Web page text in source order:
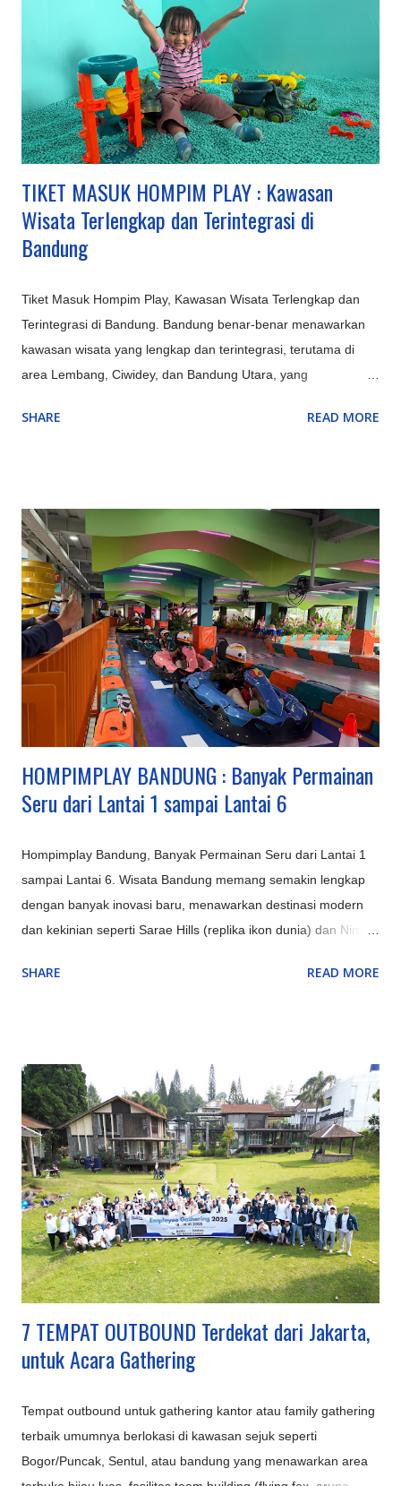
TIKET MASUK HOMPIM PLAY : Kawasan
Wisata Terlengkap dan Terintegrasi di
Bandung
Tiket Masuk Hompim Play, Kawasan Wisata Terlengkap dan
Terintegrasi di Bandung. Bandung benar-benar menawarkan
kawasan wisata yang lengkap dan terintegrasi, terutama di
area Lembang, Ciwidey, dan Bandung Utara, yang
Tangkuban Parahu, Kawah Putih), rekreasi keluarga
Gedung Sate), menjadikannya destinasi multifungsi untuk
berbagai kalangan. Kawasan Utama dan Keunggulannya:
Lembang (Bandung Barat): Pusat wisata alam dan keluarga,
ada kebun teh, Tangkuban Parahu, Floating Market, The Great
Asia Africa, Lembang Park & Zoo, Dago Dream Park. Ciwidey
(Bandung Selatan): Terkenal dengan Kawah Putih, Ranca
Upas (rusa, camping), dan Glamping Lakeside dengan
suasana danau yang indah. Pangalengan: Untuk petualangan
seperti rafting di Sungai Palayangan dan off-road adventure
d...
SHARE READ MORE
HOMPIMPLAY BANDUNG : Banyak Permainan
Seru dari Lantai 1 sampai Lantai 6
Hompimplay Bandung, Banyak Permainan Seru dari Lantai 1
sampai Lantai 6. Wisata Bandung memang semakin lengkap
dengan banyak inovasi baru, menawarkan destinasi modern
dan kekinian seperti Sarae Hills (replika ikon dunia) dan Nimo
unik seperti Hutan Mycelia (dunia jamur magis) dan Bird &
Bandung dengan sentuhan instagrammable dan edukatif.
Inovasi Destinasi Wisata Bandung Terbaru & Kekinian: Sarae
Hills : Menyajikan miniatur bangunan ikonik dunia (Eiffel,
Patung Liberty, dll.) dengan konsep 'keliling dunia dalam
sehari'. Nimo Highland : Menawarkan pemandangan kebun teh
dan jembatan kaca berbentuk U, ditambah fasilitas glamping
mewah. Hutan Mycelia Cikole : Konsep unik bertema jamur
dengan instalasi lampu artistik, cocok untuk suasana m...
SHARE READ MORE
7 TEMPAT OUTBOUND Terdekat dari Jakarta,
untuk Acara Gathering
Tempat outbound untuk gathering kantor atau family gathering
terbaik umumnya berlokasi di kawasan sejuk seperti
Bogor/Puncak, Sentul, atau bandung yang menawarkan area